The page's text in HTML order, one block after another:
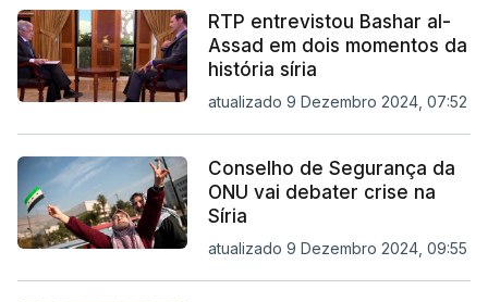
RTP entrevistou Bashar al-
Assad em dois momentos da
história síria
atualizado 9 Dezembro 2024, 07:52
Conselho de Segurança da
ONU vai debater crise na
Síria
atualizado 9 Dezembro 2024, 09:55